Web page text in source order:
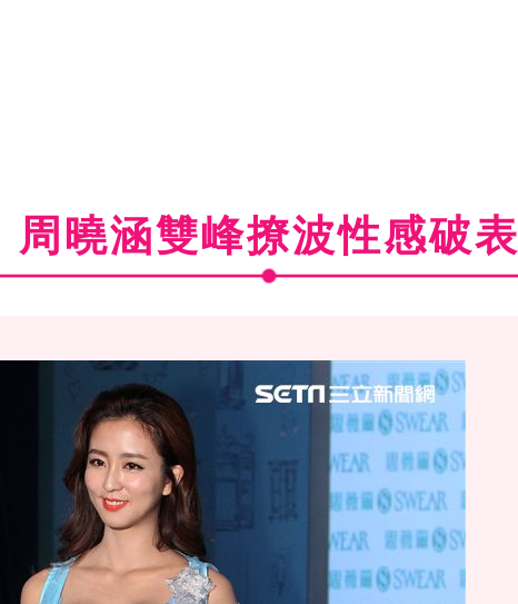
周曉涵雙峰撩波性感破